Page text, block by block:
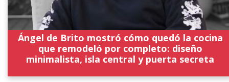
Ángel de Brito mostró cómo quedó la cocina
que remodeló por completo: diseño
minimalista, isla central y puerta secreta